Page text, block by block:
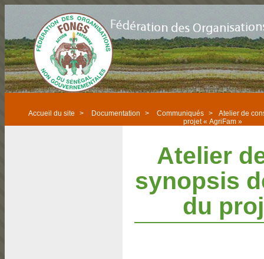
Accueil du site > Documentation > Communiqués >
Atelier de
projet « AgriFam »
Atelier
synopsis
du